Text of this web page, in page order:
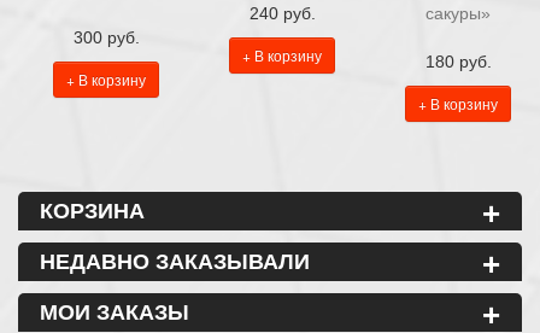
300 руб.
+ В корзину
240 руб.
+ В корзину
сакуры»
180 руб.
+ В корзину
КОРЗИНА +
НЕДАВНО ЗАКАЗЫВАЛИ +
МОИ ЗАКАЗЫ +